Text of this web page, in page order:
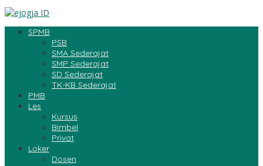
SPMB
PSB
SMA Sederajat
SMP Sederajat
SD Sederajat
TK-KB Sederajat
PMB
Les
Kursus
Bimbel
Privat
Loker
Dosen